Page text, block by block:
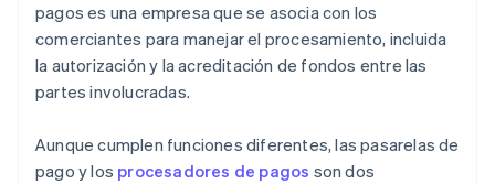
pagos es una empresa que se asocia con los
comerciantes para manejar el procesamiento, incluida
la autorización y la acreditación de fondos entre las
partes involucradas.
Aunque cumplen funciones diferentes, las pasarelas de
pago y los procesadores de pagos son dos